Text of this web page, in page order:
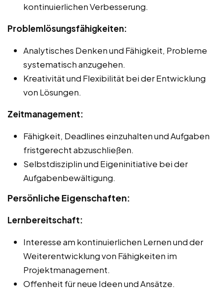
kontinuierlichen Verbesserung.
Problemlösungsfähigkeiten:
Analytisches Denken und Fähigkeit, Probleme
systematisch anzugehen.
Kreativität und Flexibilität bei der Entwicklung
von Lösungen.
Zeitmanagement:
Fähigkeit, Deadlines einzuhalten und Aufgaben
fristgerecht abzuschließen.
Selbstdisziplin und Eigeninitiative bei der
Aufgabenbewältigung.
Persönliche Eigenschaften:
Lernbereitschaft:
Interesse am kontinuierlichen Lernen und der
Weiterentwicklung von Fähigkeiten im
Projektmanagement.
Offenheit für neue Ideen und Ansätze.